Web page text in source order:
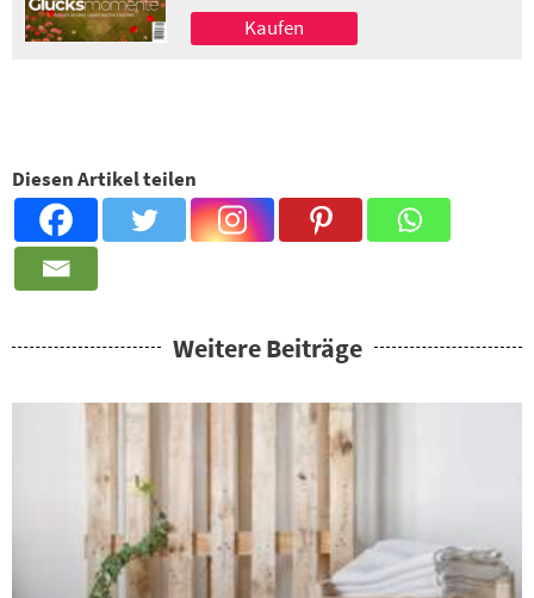
Kaufen
Diesen Artikel teilen
Weitere Beiträge